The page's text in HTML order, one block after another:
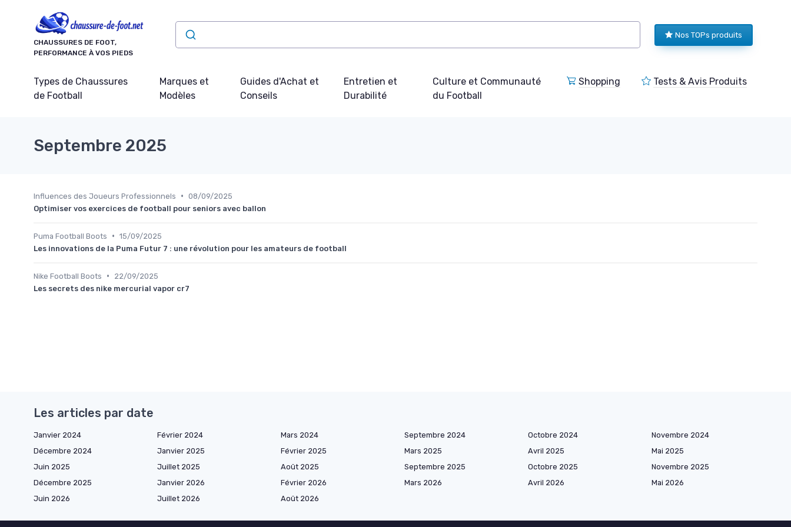
CHAUSSURES DE FOOT,
PERFORMANCE À VOS PIEDS
Nos TOPs produits
Types de Chaussures
de Football
Marques et
Modèles
Guides d'Achat et
Conseils
Entretien et
Durabilité
Culture et Communauté
du Football
Shopping Tests & Avis Produits
Septembre 2025
Influences des Joueurs Professionnels • 08/09/2025
Optimiser vos exercices de football pour seniors avec ballon
Puma Football Boots • 15/09/2025
Les innovations de la Puma Futur 7 : une révolution pour les amateurs de football
Nike Football Boots •
22/09/2025
Les secrets des nike mercurial vapor cr7
Les articles par date
Janvier 2024 Février 2024 Mars 2024 Septembre 2024 Octobre 2024
Novembre 2024
Décembre 2024
Janvier 2025 Février 2025 Mars 2025 Avril 2025
Mai 2025
Juin 2025
Juillet 2025 Août 2025 Septembre 2025 Octobre 2025
Novembre 2025
Décembre 2025
Janvier 2026 Février 2026 Mars 2026 Avril 2026
Mai 2026
Juin 2026
Juillet 2026 Août 2026